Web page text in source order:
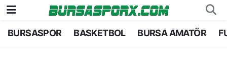
BURSASPOR BASKETBOL BURSA AMATÖR
Bursaspor
Bursa Nöbetçi Eczaneler